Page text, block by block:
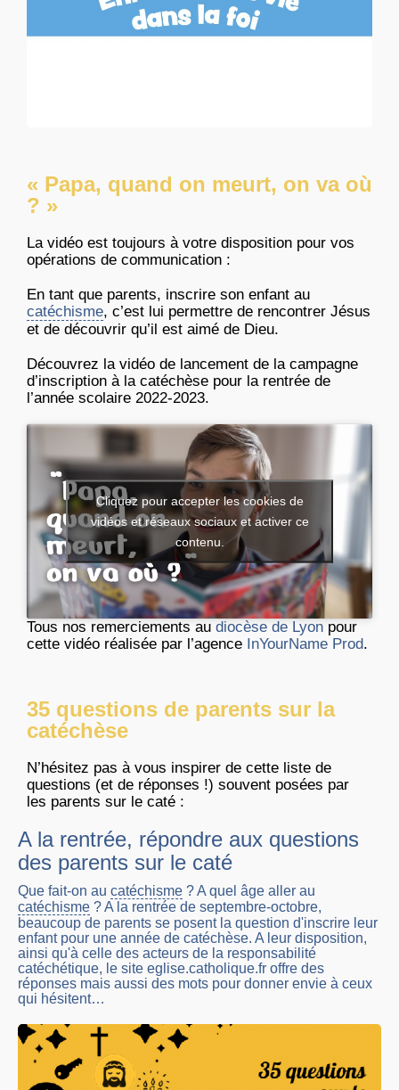
« Papa, quand on meurt, on va où
? »
La vidéo est toujours à votre disposition pour vos
opérations de communication :
En tant que parents, inscrire son enfant au
catéchisme, c’est lui permettre de rencontrer Jésus
et de découvrir qu’il est aimé de Dieu.
Découvrez la vidéo de lancement de la campagne
d’inscription à la catéchèse pour la rentrée de
l’année scolaire 2022-2023.
Cliquez pour accepter les cookies de
vidéos et réseaux sociaux et activer ce
contenu.
Tous nos remerciements au diocèse de Lyon pour
cette vidéo réalisée par l’agence InYourName Prod.
35 questions de parents sur la
catéchèse
N’hésitez pas à vous inspirer de cette liste de
questions (et de réponses !) souvent posées par
les parents sur le caté :
A la rentrée, répondre aux questions
des parents sur le caté
Que fait-on au catéchisme ? A quel âge aller au
catéchisme ? A la rentrée de septembre-octobre,
beaucoup de parents se posent la question d'inscrire leur
enfant pour une année de catéchèse. A leur disposition,
ainsi qu'à celle des acteurs de la responsabilité
catéchétique, le site eglise.catholique.fr offre des
réponses mais aussi des mots pour donner envie à ceux
qui hésitent…